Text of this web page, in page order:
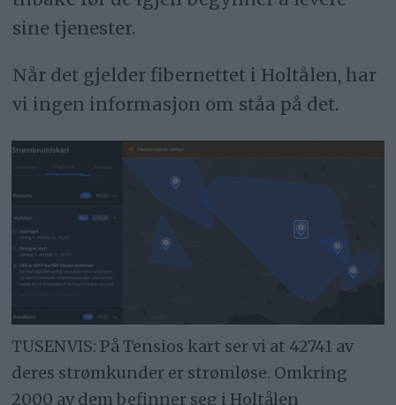
sine tjenester.
Når det gjelder fibernettet i Holtålen, har
vi ingen informasjon om ståa på det.
TUSENVIS: På Tensios kart ser vi at 42741 av
deres strømkunder er strømløse. Omkring
2000 av dem befinner seg i Holtålen